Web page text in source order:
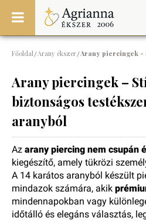
Főoldal/Arany ékszer/Arany piercingek -
Arany piercingek –
biztonságos
aranyból
Az arany piercing nem csupán
kiegészítő, amely tükrözi
A 14 karátos aranyból készült
mindazok számára, akik
mindennapokban vagy
időtálló és elegáns választás,